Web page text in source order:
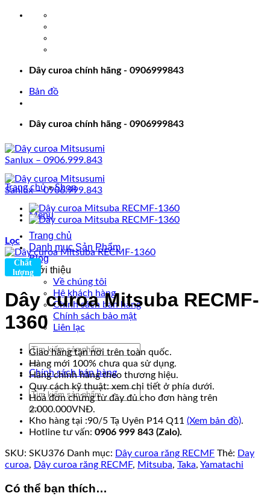
Dây curoa chính hãng - 0906999843
Bản đồ
Dây curoa chính hãng - 0906999843
Menu
Trang chủ
Danh mục Sản Phẩm
Blog
Giới thiệu
Về chúng tôi
Hệ khách hàng
Chính sách bán hàng
Chính sách bảo mật
Liên lạc
Tìm
kiếm:
Chính sách bán hàng
Tìm
kiếm:
Trang chủ » Shop
Lọc
Chất
lượng
Dây curoa Mitsuba RECMF-
1360
Giao hàng tận nơi trên toàn quốc.
Hàng mới 100% chưa qua sử dụng.
Hàng chính hãng theo thương hiệu.
Quy cách kỹ thuật: xem chi tiết ở phía dưới.
Hoá đơn chứng từ đầy đủ cho đơn hàng trên
2.000.000VNĐ.
Kho hàng tại :90/5 Tạ Uyên P14 Q11 (Xem bản đồ).
Hotline tư vấn: 0906 999 843 (Zalo).
SKU: SKU376 Danh mục: Dây curoa răng RECMF Thẻ: Day
curoa, Dây curoa răng RECMF, Mitsuba, Taka, Yamatachi
Có thể bạn thích…